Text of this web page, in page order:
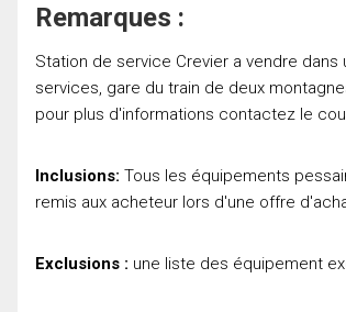
Remarques :
Station de service Crevier a vendre
services, gare du train de deux
pour plus d'informations contactez le
Inclusions: Tous les équipements
remis aux acheteur lors d'une offre
Exclusions : une liste des équipement